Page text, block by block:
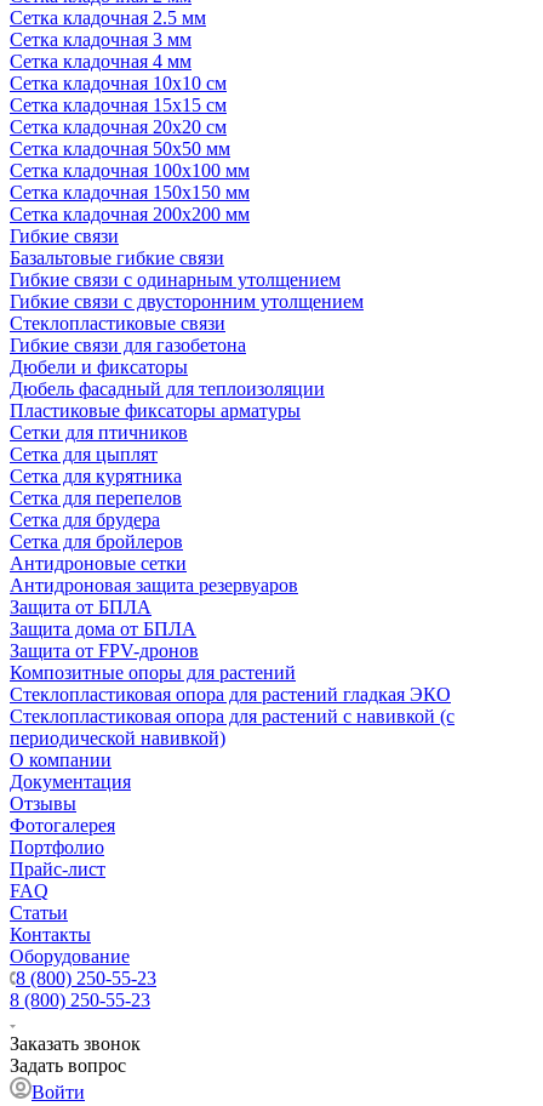
Сетка кладочная 2.5 мм
Сетка кладочная 3 мм
Сетка кладочная 4 мм
Сетка кладочная 10x10 см
Сетка кладочная 15x15 см
Сетка кладочная 20x20 см
Сетка кладочная 50x50 мм
Сетка кладочная 100x100 мм
Сетка кладочная 150x150 мм
Сетка кладочная 200x200 мм
Гибкие связи
Базальтовые гибкие связи
Гибкие связи с одинарным утолщением
Гибкие связи с двусторонним утолщением
Стеклопластиковые связи
Гибкие связи для газобетона
Дюбели и фиксаторы
Дюбель фасадный для теплоизоляции
Пластиковые фиксаторы арматуры
Сетки для птичников
Сетка для цыплят
Сетка для курятника
Сетка для перепелов
Сетка для брудера
Сетка для бройлеров
Антидроновые сетки
Антидроновая защита резервуаров
Защита от БПЛА
Защита дома от БПЛА
Защита от FPV-дронов
Композитные опоры для растений
Стеклопластиковая опора для растений гладкая ЭКО
Стеклопластиковая опора для растений с навивкой (с
периодической навивкой)
О компании
Документация
Отзывы
Фотогалерея
Портфолио
Прайс-лист
FAQ
Статьи
Контакты
Оборудование
8 (800) 250-55-23
8 (800) 250-55-23
Заказать звонок
Задать вопрос
Войти